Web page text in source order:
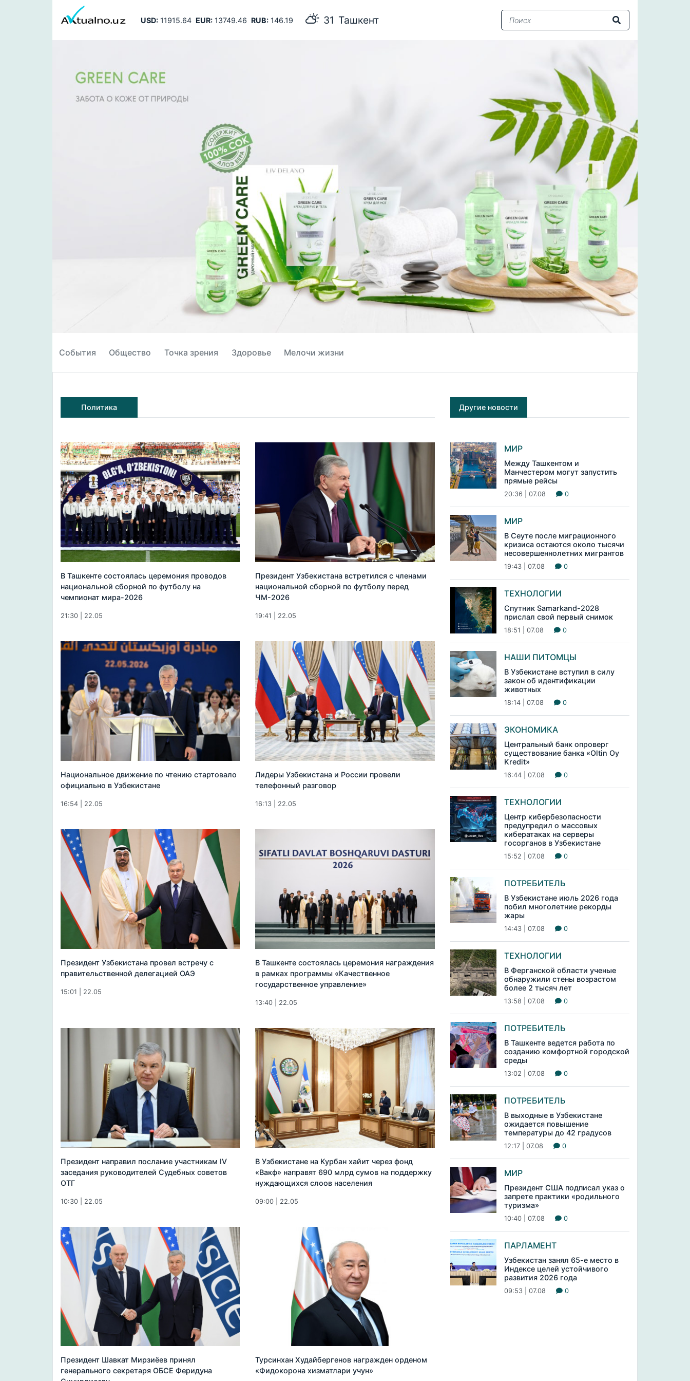
USD:11915.64 EUR:13749.46 RUB:146.19 Ташкент
События Общество Точка зрения Здоровье Мелочи жизни
Политика
В Ташкенте состоялась церемония проводов
национальной сборной по футболу на
чемпионат мира-2026
21:30 | 22.05
Президент Узбекистана встретился с членами
национальной сборной по футболу перед
ЧМ-2026
19:41 | 22.05
Национальное движение по чтению стартовало
официально в Узбекистане
16:54 | 22.05
Лидеры Узбекистана и России провели
телефонный разговор
16:13 | 22.05
Президент Узбекистана провел встречу с
правительственной делегацией ОАЭ
15:01 | 22.05
В Ташкенте состоялась церемония награждения
в рамках программы «Качественное
государственное управление»
13:40 | 22.05
Президент направил послание участникам IV
заседания руководителей Судебных советов
ОТГ
10:30 | 22.05
В Узбекистане на Курбан хайит через фонд
«Вакф» направят 690 млрд сумов на поддержку
нуждающихся слоов населения
09:00 | 22.05
Президент Шавкат Мирзиёев принял
генерального секретаря ОБСЕ Феридуна
Турсинхан Худайбергенов награжден орденом
«Фидокорона хизматлари учун»
Другие новости
МИР
Между Ташкентом и
Манчестером могут запустить
прямые рейсы
20:36 | 07.08 0
МИР
В Сеуте после миграционного
кризиса остаются около тысячи
несовершеннолетних мигрантов
19:43 | 07.08 0
ТЕХНОЛОГИИ
Спутник Samarkand-2028
прислал свой первый снимок
18:51 | 07.08 0
НАШИ ПИТОМЦЫ
В Узбекистане вступил в силу
закон об идентификации
животных
18:14 | 07.08 0
ЭКОНОМИКА
Центральный банк опроверг
существование банка «Oltin Oy
Kredit»
16:44 | 07.08 0
ТЕХНОЛОГИИ
Центр кибербезопасности
предупредил о массовых
кибератаках на серверы
госорганов в Узбекистане
15:52 | 07.08 0
ПОТРЕБИТЕЛЬ
В Узбекистане июль 2026 года
побил многолетние рекорды
жары
14:43 | 07.08 0
ТЕХНОЛОГИИ
В Ферганской области ученые
обнаружили стены возрастом
более 2 тысяч лет
13:58 | 07.08 0
ПОТРЕБИТЕЛЬ
В Ташкенте ведется работа по
созданию комфортной городской
среды
13:02 | 07.08 0
ПОТРЕБИТЕЛЬ
В выходные в Узбекистане
ожидается повышение
температуры до 42 градусов
12:17 | 07.08 0
МИР
Президент США подписал указ о
запрете практики «родильного
туризма»
10:40 | 07.08 0
ПАРЛАМЕНТ
Узбекистан занял 65-е место в
Индексе целей устойчивого
развития 2026 года
09:53 | 07.08 0